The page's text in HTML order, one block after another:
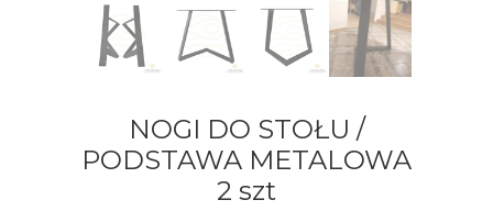
NOGI DO STOŁU /
PODSTAWA METALOWA
2 szt